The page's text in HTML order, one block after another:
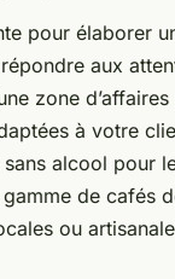
pour élaborer
aux
zone
à votre
alcool pour
de cafés
ou